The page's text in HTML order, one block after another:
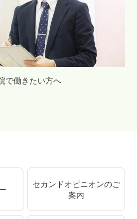
で働きたい方へ
セカンドオピニオンのご
案内